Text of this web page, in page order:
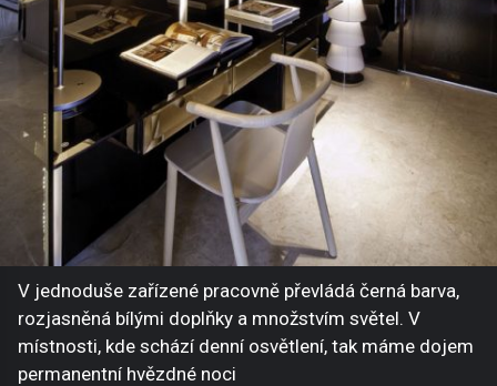
V jednoduše zařízené pracovně převládá černá barva,
rozjasněná bílými doplňky a množstvím světel. V
místnosti, kde schází denní osvětlení, tak máme dojem
permanentní hvězdné noci